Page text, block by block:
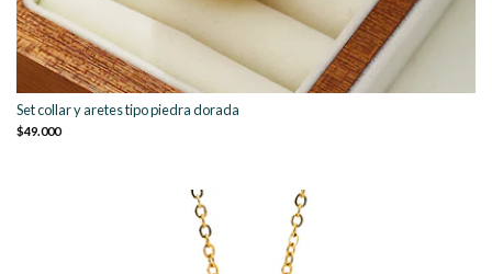
Set collar y aretes tipo piedra dorada
$49.000